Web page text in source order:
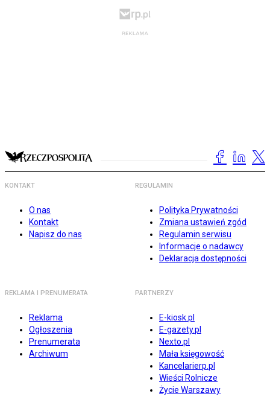
KONTAKT
O nas
Kontakt
Napisz do nas
REGULAMIN
Polityka Prywatności
Zmiana ustawień zgód
Regulamin serwisu
Informacje o nadawcy
Deklaracja dostępności
REKLAMA I PRENUMERATA
Reklama
Ogłoszenia
Prenumerata
Archiwum
PARTNERZY
E-kiosk.pl
E-gazety.pl
Nexto.pl
Mała księgowość
Kancelarierp.pl
Wieści Rolnicze
Życie Warszawy